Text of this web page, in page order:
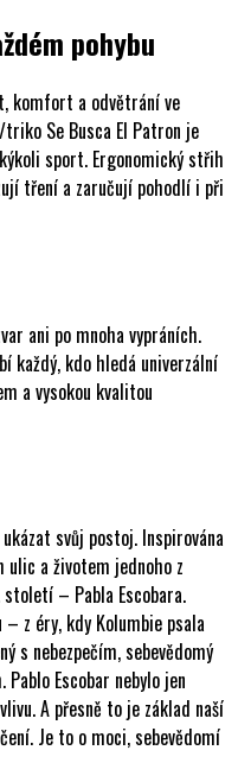
pohybu
komfort a odvětrání ve
Se Busca El Patron je
sport. Ergonomický střih
tření a zaručují pohodlí i při
ani po mnoha vypráních.
každý, kdo hledá univerzální
a vysokou kvalitou
svůj postoj. Inspirována
a životem jednoho z
– Pabla Escobara.
z éry, kdy Kolumbie psala
s nebezpečím, sebevědomý
Escobar nebylo jen
A přesně to je základ naší
Je to o moci, sebevědomí